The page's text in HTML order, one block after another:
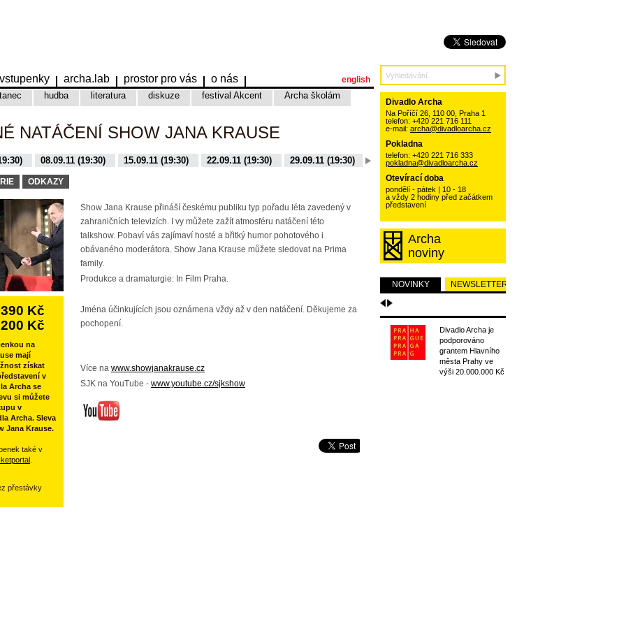
vstupenky archa.lab prostor pro vás o nás
tanec hudba literatura diskuze festival Akcent Archa školám
english
NATÁČENÍ SHOW JANA KRAUSE
08.09.11 (19:30) 15.09.11 (19:30) 22.09.11 (19:30) 29.09.11 (19:30) 06.10.11 (19:30) 13.10.11 (19:30)
16.11.15 (19:30) 01.09.11 (19:30)
ODKAZY
Show Jana Krause přináší českému publiku typ pořadu léta zavedený v
zahraničních televizích. I vy můžete zažít atmosféru natáčení této
talkshow. Pobaví vás zajímaví hosté a břitký humor pohotového i
obávaného moderátora. Show Jana Krause můžete sledovat na Prima
family.
Produkce a dramaturgie: In Film Praha.
Jména účinkujících jsou oznámena vždy až v den natáčení. Děkujeme za
pochopení.
Více na www.showjanakrause.cz
SJK na YouTube - www.youtube.cz/sjkshow
390 Kč
200 Kč
na
mají
získat
v
Archa se
si můžete
v
Archa. Sleva
Jana Krause.
také v
přestávky
Divadlo Archa
Na Poříčí 26, 110 00, Praha 1
telefon: +420 221 716 111
e-mail: archa@divadloarcha.cz
Pokladna
telefon: +420 221 716 333
pokladna@divadloarcha.cz
Otevírací doba
pondělí - pátek | 10 - 18
a vždy 2 hodiny před začátkem
představení
Archa
noviny
NOVINKY NEWSLETTER
Divadlo Archa je
podporováno
grantem Hlavního
města Prahy ve
výši 20.000.000 Kč